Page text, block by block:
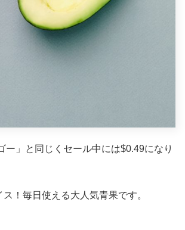
ー」と同じくセール中には$0.49になり
！毎日使える大人気青果です。